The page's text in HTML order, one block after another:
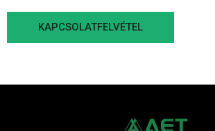
KAPCSOLATFELVÉTEL